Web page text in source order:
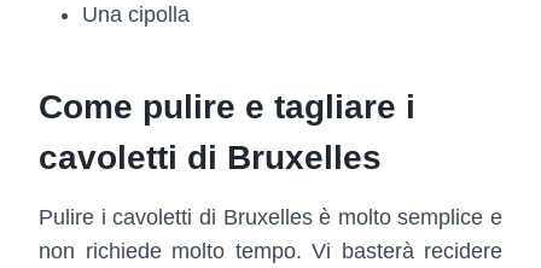
Una cipolla
Come pulire e tagliare i
cavoletti di Bruxelles
Pulire i cavoletti di Bruxelles è molto semplice e
non richiede molto tempo. Vi basterà recidere